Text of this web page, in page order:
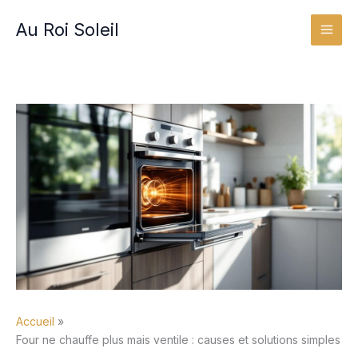
Au Roi Soleil
Accueil
Four ne chauffe plus mais ventile : causes et solutions simples